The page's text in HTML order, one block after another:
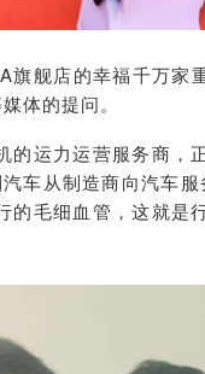
舰店的幸福千万家
体的提问。
运力运营服务商，
车从制造商向汽车
毛细血管，这就是